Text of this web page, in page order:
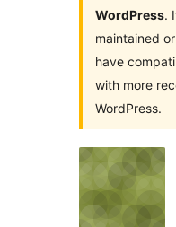
WordPress.
maintained
have
with more
WordPress.